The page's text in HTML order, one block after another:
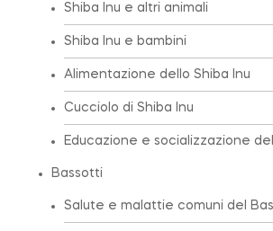
Shiba Inu e altri animali
Shiba Inu e bambini
Alimentazione dello Shiba Inu
Cucciolo di Shiba Inu
Educazione e socializzazione
Bassotti
Salute e malattie comuni del